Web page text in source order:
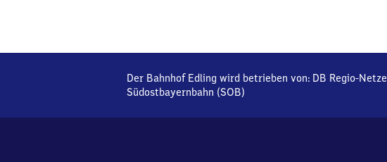
Der Bahnhof Edling wird betrieben von: DB Regio-Netze
Südostbayernbahn (SOB)